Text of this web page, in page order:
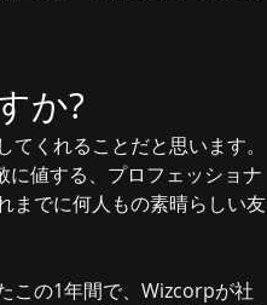
か?
くれることだと思います。
値する、プロフェッショナ
までに何人もの素晴らしい友
この1年間で、Wizcorpが社